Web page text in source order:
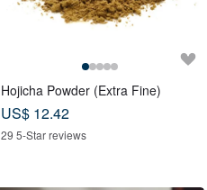
Hojicha Powder (Extra Fine)
US$ 12.42
29 5-Star reviews